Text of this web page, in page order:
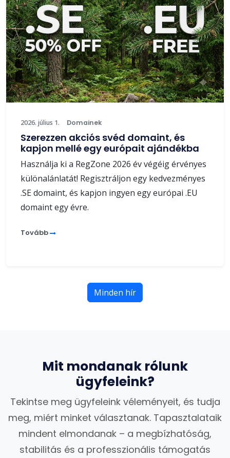
2026. július 1. Domainek
Szerezzen akciós svéd domaint, és
kapjon mellé egy európait ajándékba
Használja ki a RegZone 2026 év végéig érvényes
különalánlatát! Regisztráljon egy kedvezményes
.SE domaint, és kapjon ingyen egy európai .EU
domaint egy évre.
Tovább
Minden hír
Mit mondanak rólunk
ügyfeleink?
Tekintse meg ügyfeleink véleményeit, és tudja
meg, miért minket választanak. Tapasztalataik
mindent elmondanak – a megbízhatóság,
stabilitás és a professzionális támogatás